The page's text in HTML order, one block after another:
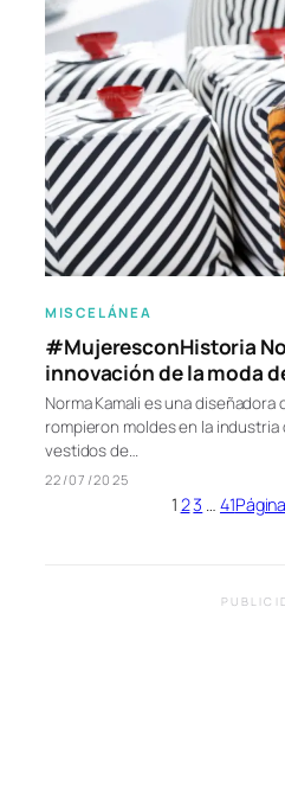
MISCELÁNEA
#MujeresconHistoria
innovación de la moda
Norma Kamali es una diseñadora
rompieron moldes en la
vestidos de…
22/07/2025
1 23 … 41